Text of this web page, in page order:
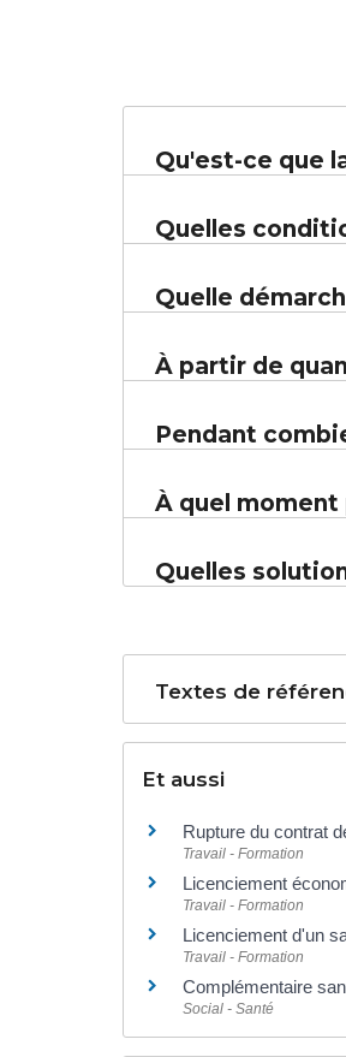
Qu'est-ce que
Quelles
Quelle
À partir de
Pendant
À quel
Quelles
Textes de
Et aussi
Rupture du contrat
Travail - Formation
Licenciement
Travail - Formation
Licenciement d'un
Travail - Formation
Complémentaire
Social - Santé